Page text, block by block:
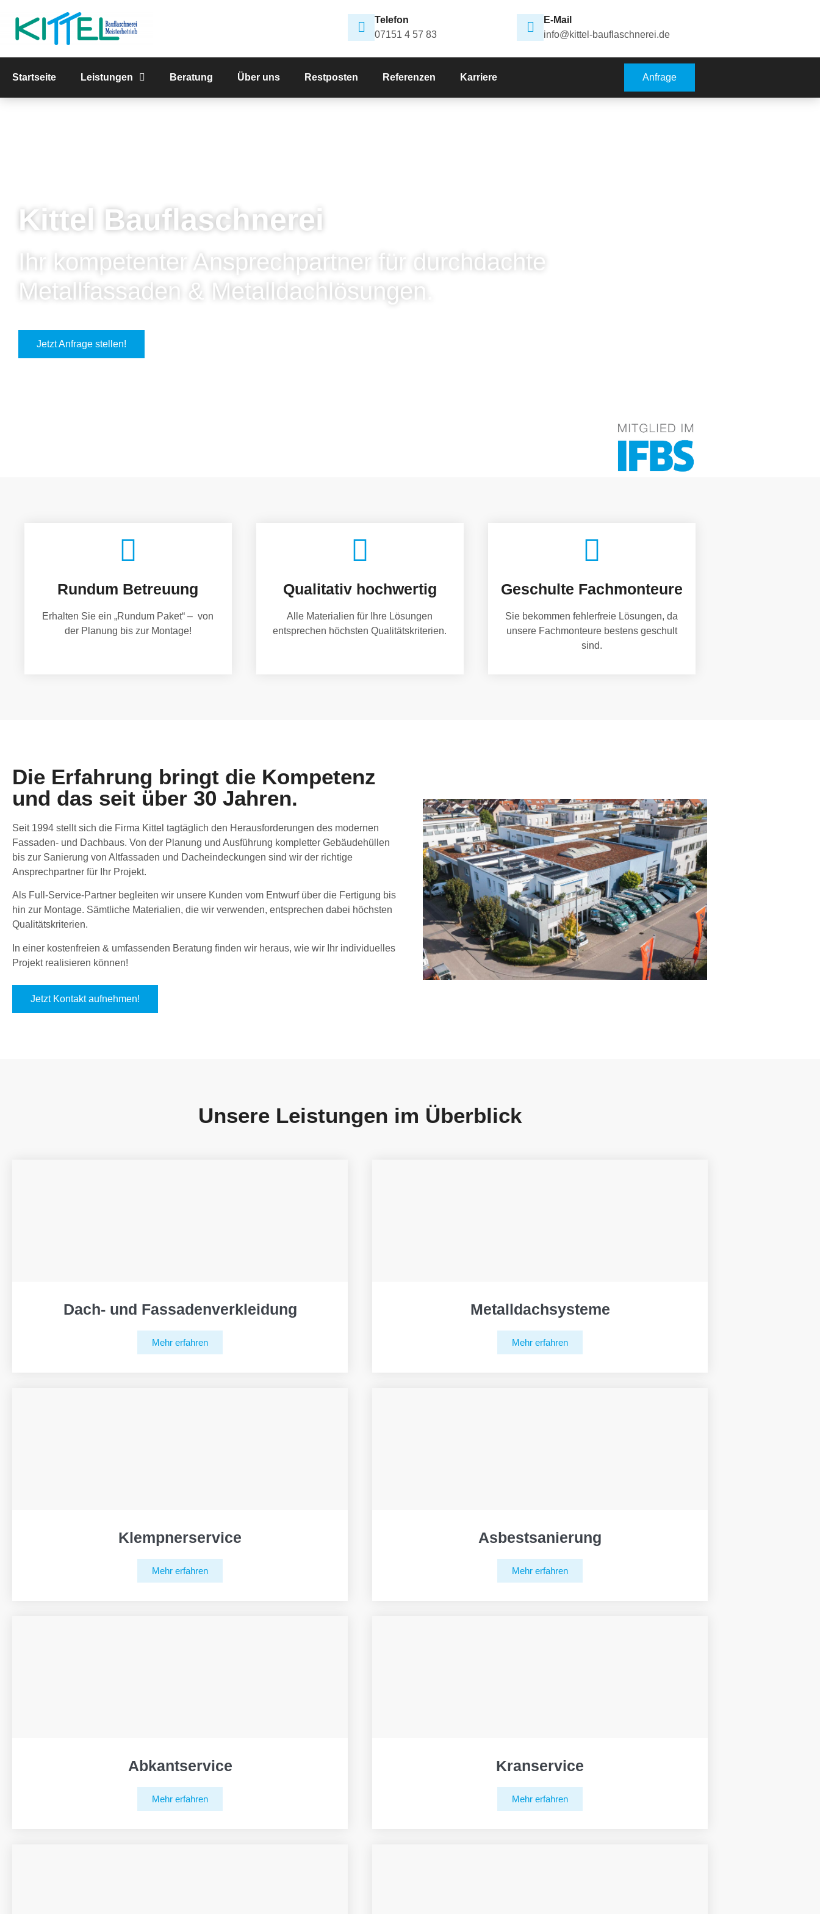
Telefon
07151 4 57 83
E-Mail
info@kittel-bauflaschnerei.de
Startseite Leistungen Beratung Über uns Restposten Referenzen Karriere Anfrage
Kittel Bauflaschnerei
Ihr kompetenter Ansprechpartner für durchdachte
Metallfassaden & Metalldachlösungen.
Jetzt Anfrage stellen!
Rundum Betreuung
Erhalten Sie ein „Rundum Paket“ – von
der Planung bis zur Montage!
Qualitativ hochwertig
Alle Materialien für Ihre Lösungen
entsprechen höchsten Qualitätskriterien.
Geschulte Fachmonteure
Sie bekommen fehlerfreie Lösungen, da
unsere Fachmonteure bestens geschult
sind.
Die Erfahrung bringt die Kompetenz
und das seit über 30 Jahren.
Seit 1994 stellt sich die Firma Kittel tagtäglich den Herausforderungen des modernen
Fassaden- und Dachbaus. Von der Planung und Ausführung kompletter Gebäudehüllen
bis zur Sanierung von Altfassaden und Dacheindeckungen sind wir der richtige
Ansprechpartner für Ihr Projekt.
Als Full-Service-Partner begleiten wir unsere Kunden vom Entwurf über die Fertigung bis
hin zur Montage. Sämtliche Materialien, die wir verwenden, entsprechen dabei höchsten
Qualitätskriterien.
In einer kostenfreien & umfassenden Beratung finden wir heraus, wie wir Ihr individuelles
Projekt realisieren können!
Jetzt Kontakt aufnehmen!
Unsere Leistungen im Überblick
Dach- und Fassadenverkleidung
Mehr erfahren
Metalldachsysteme
Mehr erfahren
Klempnerservice
Mehr erfahren
Asbestsanierung
Mehr erfahren
Abkantservice
Mehr erfahren
Kranservice
Mehr erfahren